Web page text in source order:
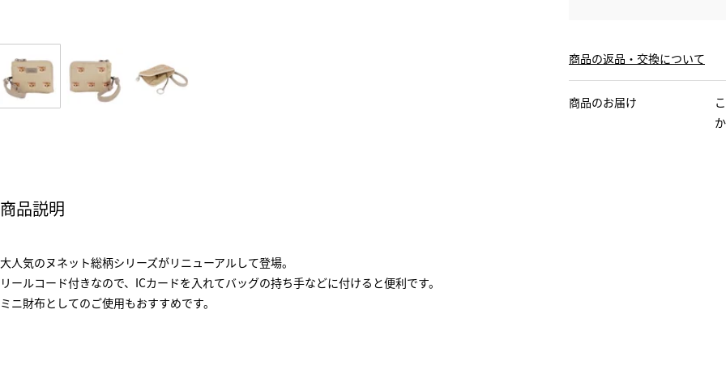
商品の返品・交換について
商品のお届け
商品説明
大人気のヌネット総柄シリーズがリニューアルして登場。
リールコード付きなので、ICカードを入れてバッグの持ち手などに付けると便利です。
ミニ財布としてのご使用もおすすめです。